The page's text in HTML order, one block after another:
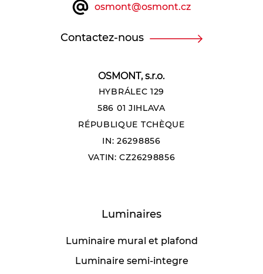
OSMONT, s.r.o.
HYBRÁLEC 129
586 01 JIHLAVA
RÉPUBLIQUE TCHÈQUE
IN: 26298856
VATIN: CZ26298856
Luminaires
Luminaire mural et plafond
Luminaire semi-integre
osmont@osmont.cz
Contactez-nous